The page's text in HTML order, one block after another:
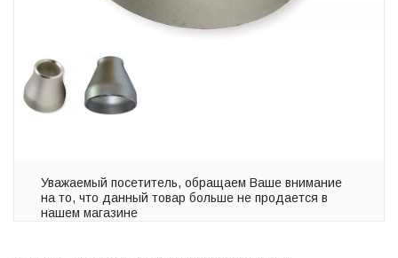
Уважаемый посетитель, обращаем Ваше внимание
на то, что данный товар больше не продается в
нашем магазине